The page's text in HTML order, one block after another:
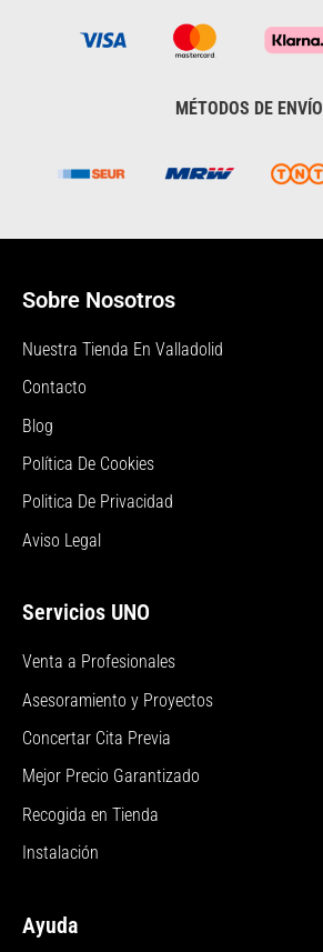
MÉTODOS DE ENVÍO
Sobre Nosotros
Nuestra Tienda En Valladolid
Contacto
Blog
Política De Cookies
Politica De Privacidad
Aviso Legal
Servicios UNO
Venta a Profesionales
Asesoramiento y Proyectos
Concertar Cita Previa
Mejor Precio Garantizado
Recogida en Tienda
Instalación
Ayuda